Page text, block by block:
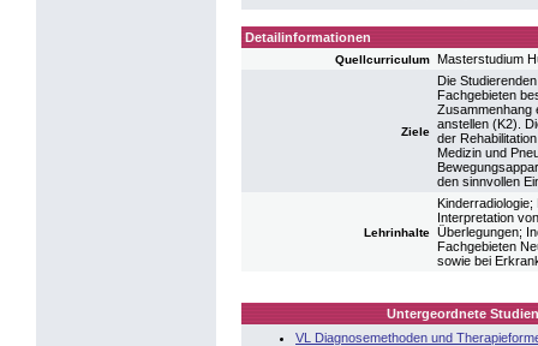
Detailinformationen
Quellcurriculum Masterstudium
Ziele
Die
Fachgebieten
Zusammenhang
anstellen (K2).
der
Medizin und
den sinnvollen
Lehrinhalte
Interpretation
Überlegungen;
Fachgebieten
sowie bei
Untergeordnete
VL Diagnosemethoden und